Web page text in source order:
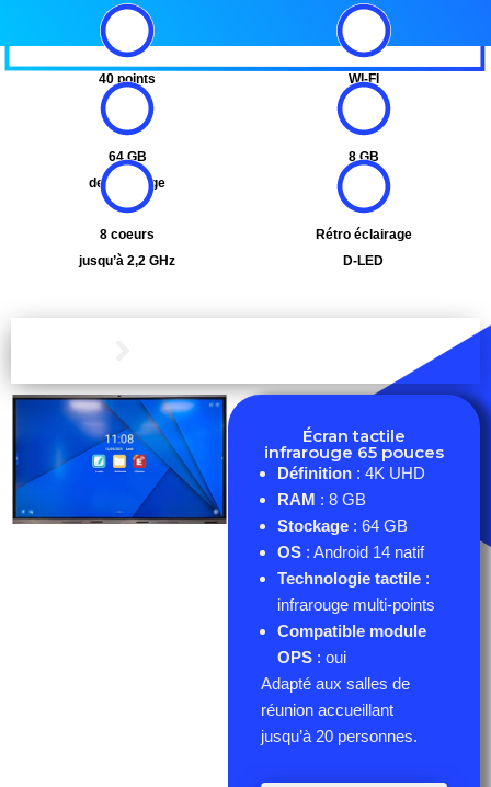
40 points
TOUCH
WI-FI
64 GB
de stockage
8 GB
de RAM
8 coeurs
jusqu’à 2,2 GHz
Rétro éclairage
D-LED
Écran tactile
infrarouge 65 pouces
Définition: 4K UHD
RAM : 8 GB
Stockage: 64 GB
OS: Android 14 natif
Technologie tactile:
infrarouge multi-points
Compatible module
OPS: oui
Adapté aux salles de
réunion accueillant
jusqu’à 20 personnes.